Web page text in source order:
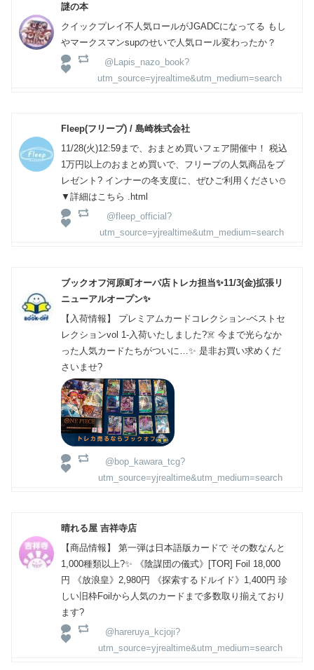
謎の本
クイックプレイ不人気ロールがJGADCになってる もし
やマークスマンsupのせいで人気ロール変わったか？
@Lapis_nazo_book?
utm_source=yjrealtime&utm_medium=search
Fleep(フリープ) / 島崎株式会社
11/28(火)12:59まで、おまとめ買いフェア開催中！ 税込
1万円以上のおまとめ買いで、フリープの人気商品をプ
レゼント? インナーの冬支度に、ぜひご利用ください⛄
▼詳細はこちら .html
@fleep_official?
utm_source=yjrealtime&utm_medium=search
ブックオフ河原町オーパ店トレカ担当✨11/3(金)拡張リ
ニューアルオープン✨
【入荷情報】 プレミアムカードコレクション-ベストセ
レクションvol 1-入荷いたしました?‍☠️ 今まで光らなか
った人気カードたちがついに…✨ 是非お買い求めくだ
さいませ?
@bop_kawara_tcg?
utm_source=yjrealtime&utm_medium=search
晴れる屋 吉祥寺店
【商品情報】 第一弾は日本語版カードで その数なんと
1,000種類以上?✨ 《陰謀団の儀式》[TOR] Foil 18,000
円 《放浪皇》2,980円 《探索するドルイド》1,400円 珍
しい旧枠Foilから人気のカードまで多数取り揃えており
ます?
@hareruya_kcjoji?
utm_source=yjrealtime&utm_medium=search